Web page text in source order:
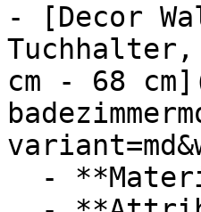
- [Decor
Tuchhalter,
cm - 68